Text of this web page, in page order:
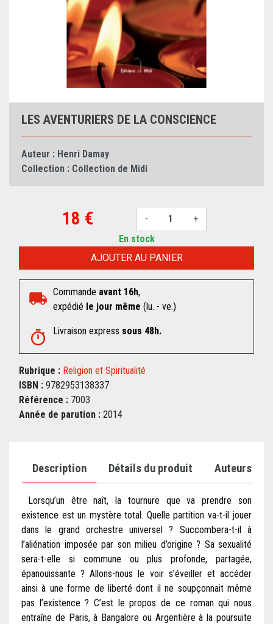
LES AVENTURIERS DE LA CONSCIENCE
Auteur : Henri Damay
Collection : Collection de Midi
18 € - +
AJOUTER AU PANIER
En stock
Commande avant 16h,
expédié le jour même (lu. - ve.)
Livraison express sous 48h.
Rubrique : Religion et Spiritualité
ISBN : 9782953138337
Référence : 7003
Année de parution : 2014
Description Détails du produit Auteurs
Lorsqu’un être naît, la tournure que va prendre son
existence est un mystère total. Quelle partition va-t-il jouer
dans le grand orchestre universel ? Succombera-t-il à
l’aliénation imposée par son milieu d’origine ? Sa sexualité
sera-t-elle si commune ou plus profonde, partagée,
épanouissante ? Allons-nous le voir s’éveiller et accéder
ainsi à une forme de liberté dont il ne soupçonnait même
pas l’existence ? C’est le propos de ce roman qui nous
entraîne de Paris, à Bangalore ou Argentière à la poursuite